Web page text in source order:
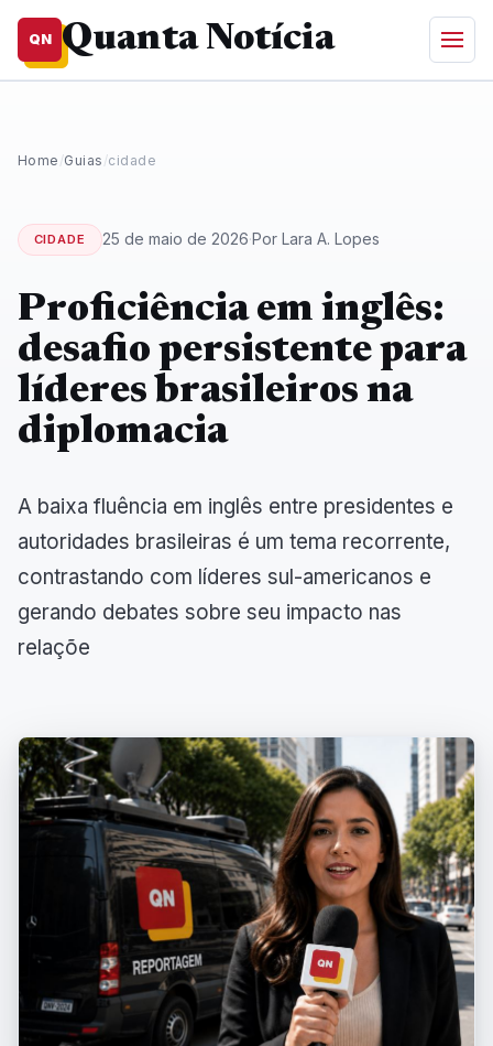
QN Quanta Notícia
Home /Guias /cidade
CIDADE 25 de maio de 2026·Por Lara A. Lopes
Proficiência em inglês:
desafio persistente para
líderes brasileiros na
diplomacia
A baixa fluência em inglês entre presidentes e
autoridades brasileiras é um tema recorrente,
contrastando com líderes sul-americanos e
gerando debates sobre seu impacto nas
relaçõe